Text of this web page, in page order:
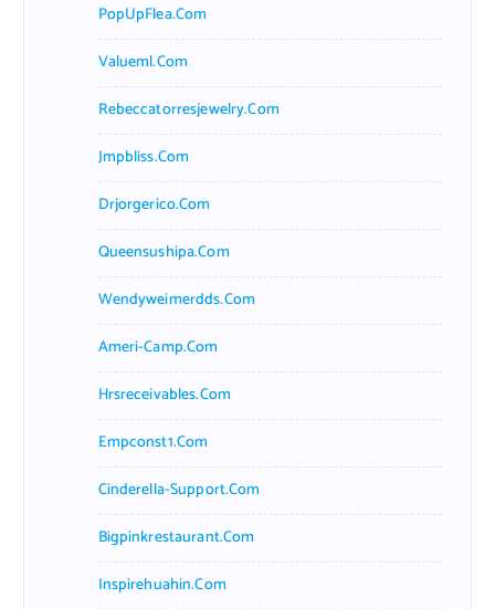
PopUpFlea.com
Valueml.com
Rebeccatorresjewelry.com
Jmpbliss.com
Drjorgerico.com
Queensushipa.com
Wendyweimerdds.com
Ameri-Camp.com
Hrsreceivables.com
Empconst1.com
Cinderella-Support.com
Bigpinkrestaurant.com
Inspirehuahin.com